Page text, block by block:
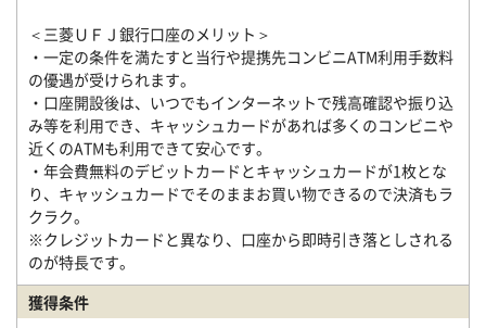
＜三菱ＵＦＪ銀行口座のメリット＞
・一定の条件を満たすと当行や提携先コンビニATM利用手数料
の優遇が受けられます。
・口座開設後は、いつでもインターネットで残高確認や振り込
み等を利用でき、キャッシュカードがあれば多くのコンビニや
近くのATMも利用できて安心です。
・年会費無料のデビットカードとキャッシュカードが1枚とな
り、キャッシュカードでそのままお買い物できるので決済もラ
クラク。
※クレジットカードと異なり、口座から即時引き落としされる
のが特長です。
獲得条件